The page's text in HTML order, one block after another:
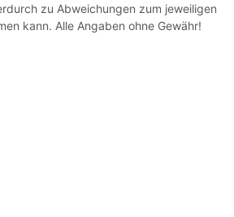
zu Abweichungen zum jeweiligen
kann. Alle Angaben ohne Gewähr!